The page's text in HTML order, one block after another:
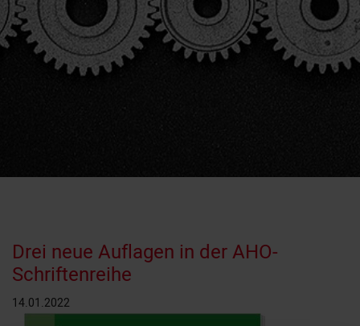
Drei neue Auflagen in der AHO-
Schriftenreihe
14.01.2022